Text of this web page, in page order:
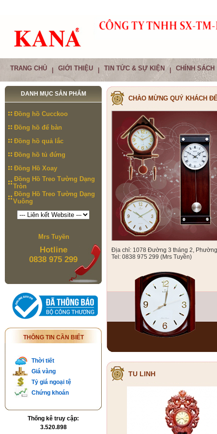
TRANG CHỦ GIỚI THIỆU TIN TỨC & SỰ KIỆN CHÍNH SÁCH
DANH MỤC SẢN PHẨM
Đồng hồ Cucckoo
Đồng hồ để bàn
Đồng hồ quả lắc
Đồng hồ tủ đứng
Đồng Hồ Xoay
Đồng Hồ Treo Tường Dạng
Tròn
Đồng Hồ Treo Tường Dạng
Vuông
Mrs Tuyền
Hotline
0838 975 299
THÔNG TIN CẦN BIẾT
Thời tiết
Giá vàng
Tỷ giá ngoại tệ
Chứng khoán
Thống kê truy cập:
3.520.898
CHÀO MỪNG QUÝ KHÁCH
Địa chỉ: 1078 Đường 3 tháng 2, Phường
Tel: 0838 975 299 (Mrs Tuyền)
TU LINH